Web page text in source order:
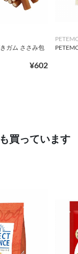
ガム ささみ包
¥602
買っています